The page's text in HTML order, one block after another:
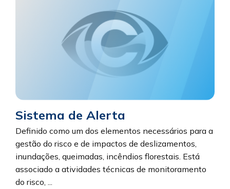
Sistema de Alerta
Definido como um dos elementos necessários para a
gestão do risco e de impactos de deslizamentos,
inundações, queimadas, incêndios florestais. Está
associado a atividades técnicas de monitoramento
do risco, ...